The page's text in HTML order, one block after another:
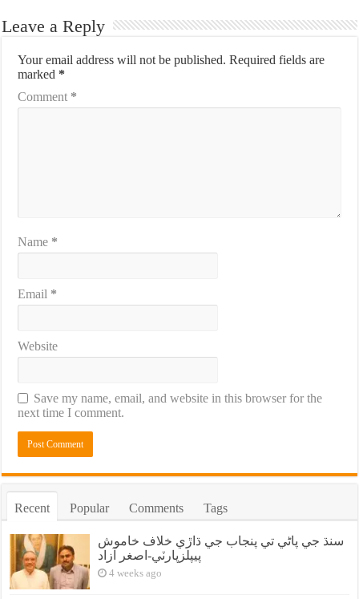
Leave a Reply
Your email address will not be published. Required fields are
marked *
Comment *
Name *
Email *
Website
Save my name, email, and website in this browser for the
next time I comment.
Recent Popular Comments Tags
سنڌ جي پاڻي تي پنجاب جي ڌاڙي خلاف خاموش
پيپلزپارٽي-اصغر آزاد
4 weeks ago